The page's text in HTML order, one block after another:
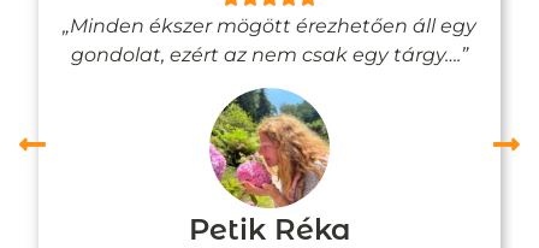
„Minden ékszer mögött érezhetően áll egy
gondolat, ezért az nem csak egy tárgy….”
Petik Réka